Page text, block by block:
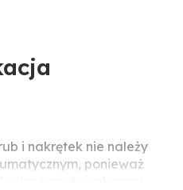
i nakrętek nie należy
ponieważ